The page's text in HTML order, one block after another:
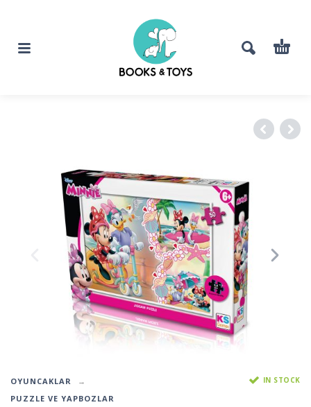
OYUNCAKLAR
PUZZLE VE YAPBOZLAR
IN STOCK